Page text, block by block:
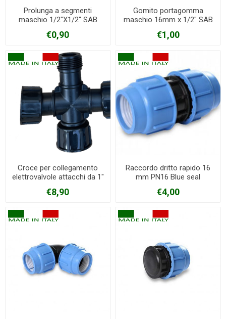
Prolunga a segmenti
maschio 1/2"X1/2" SAB
€0,90
Gomito portagomma
maschio 16mm x 1/2" SAB
€1,00
Croce per collegamento
elettrovalvole attacchi da 1"
€8,90
Raccordo dritto rapido 16
mm PN16 Blue seal
€4,00